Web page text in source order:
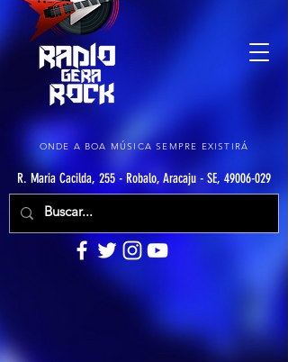
ONDE A BOA MÚSICA SEMPRE EXISTIRÁ
R. Maria Cacilda, 255 - Robalo, Aracaju - SE, 49006-029